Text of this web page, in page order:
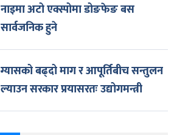
नाइमा अटो एक्स्पोमा डोङफेङ बस
सार्वजनिक हुने
ग्यासको बढ्दो माग र आपूर्तिबीच सन्तुलन
ल्याउन सरकार प्रयासरतः उद्योगमन्त्री